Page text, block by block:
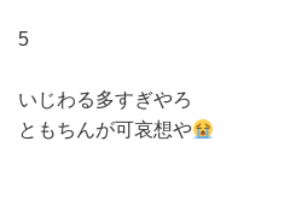
5
いじわる多すぎやろ
ともちんが可哀想や